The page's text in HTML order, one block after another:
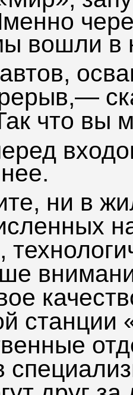
вошли в
что вы
ни в